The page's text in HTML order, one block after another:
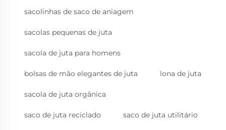
sacolinhas de saco de aniagem
sacolas pequenas de juta
sacola de juta para homens
bolsas de mão elegantes de juta lona de juta
sacola de juta orgânica
saco de juta reciclado saco de juta utilitário